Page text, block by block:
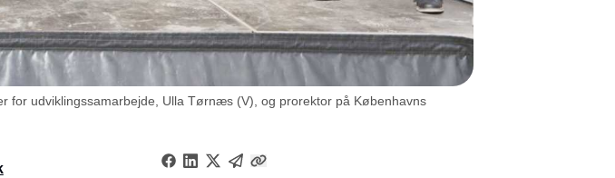
for udviklingssamarbejde, Ulla Tørnæs (V), og prorektor på Københavns